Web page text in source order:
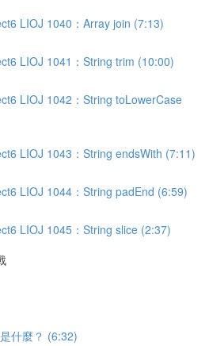
LIOJ 1040：Array join (7:13)
LIOJ 1041：String trim (10:00)
LIOJ 1042：String toLowerCase
LIOJ 1043：String endsWith (7:11)
LIOJ 1044：String padEnd (6:59)
LIOJ 1045：String slice (2:37)
什麼？ (6:32)